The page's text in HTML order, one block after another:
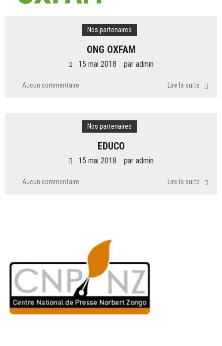
Nos partenaires
ONG OXFAM
15 mai 2018 par admin
Aucun commentaire Lire la suite
Nos partenaires
EDUCO
15 mai 2018 par admin
Aucun commentaire Lire la suite